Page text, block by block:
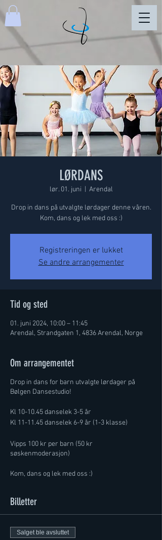
LØRDANS
lør. 01. juni Arendal
Drop in dans på utvalgte lørdager denne våren.
Registreringen er lukket
Se andre arrangementer
Tid og sted
01. juni 2024, 10:00 – 11:45
Arendal, Strandgaten 1, 4836 Arendal, Norge
Om arrangementet
Drop in dans for barn utvalgte lørdager på
Bølgen Dansestudio!
Kl 10-10.45 danselek 3-5 år
Kl 11-11.45 danselek 6-9 år (1-3 klasse)
Vipps 100 kr per barn (50 kr
søskenmoderasjon)
Kom, dans og lek med oss :)
Billetter
Salget ble avsluttet